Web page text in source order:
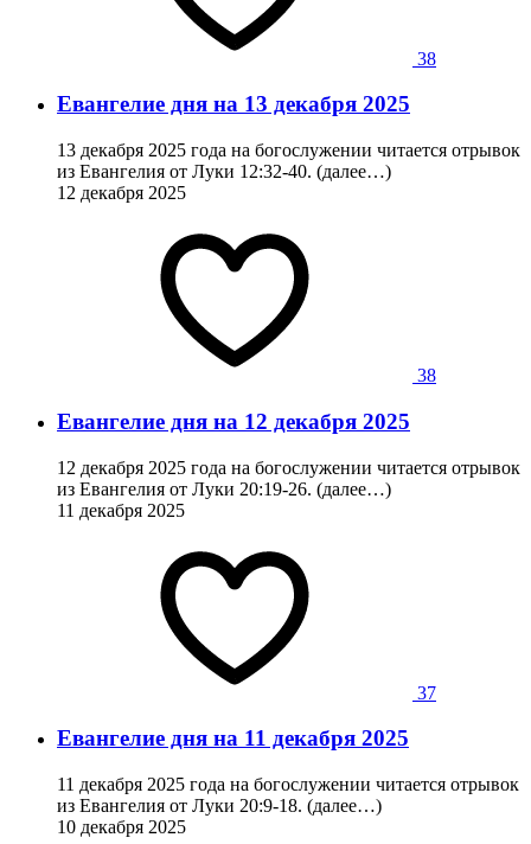
38
Евангелие дня на 13 декабря 2025
13 декабря 2025 года на богослужении читается отрывок
из Евангелия от Луки 12:32-40. (далее…)
12 декабря 2025
38
Евангелие дня на 12 декабря 2025
12 декабря 2025 года на богослужении читается отрывок
из Евангелия от Луки 20:19-26. (далее…)
11 декабря 2025
37
Евангелие дня на 11 декабря 2025
11 декабря 2025 года на богослужении читается отрывок
из Евангелия от Луки 20:9-18. (далее…)
10 декабря 2025